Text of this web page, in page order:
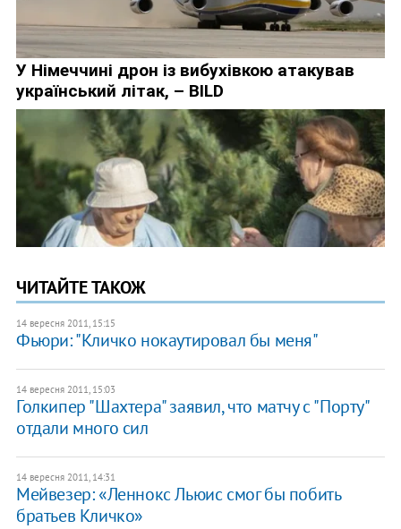
ЧИТАЙТЕ ТАКОЖ
14 вересня 2011, 15:15
Фьюри: "Кличко нокаутировал бы меня"
14 вересня 2011, 15:03
Голкипер "Шахтера" заявил, что матчу с "Порту"
отдали много сил
14 вересня 2011, 14:31
Мейвезер: «Леннокс Льюис смог бы побить
братьев Кличко»